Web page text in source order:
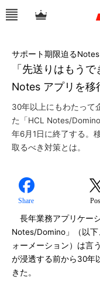
「先送りはもう
Notes アプリを移
サポート期限迫る
30年以上にもわたって
た「HCL Notes/
年6月1日に終了する。
取るべき対策とは。
Share
長年業務アプリケー
Notes/Domino」（以
ォーメーション）は言
が浸透する前から30年
きた。